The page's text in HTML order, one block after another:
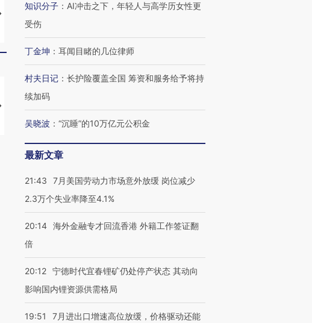
马航飞行员跨国走私7万
粒摇头丸 尿检体内含3种
育部长拱下台
飞地休达
【推广】走进第四届链博
会，让数智科技“链”接产
【特别呈现】寻找100种
有意思的生活方式·第三对
知识分子 ： AI冲击之下，年轻人与高学历女性更
受伤
丁金坤 ： 耳闻目睹的几位律师
村夫日记 ： 长护险覆盖全国 筹资和服务给予将持
续加码
吴晓波 ： “沉睡”的10万亿元公积金
最新文章
21:43
7月美国劳动力市场意外放缓 岗位减少
2.3万个失业率降至4.1%
20:14 海外金融专才回流香港 外籍工作签证翻
倍
20:12 宁德时代宜春锂矿仍处停产状态 其动向
影响国内锂资源供需格局
19:51
7月进出口增速高位放缓，价格驱动还能